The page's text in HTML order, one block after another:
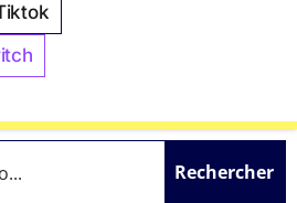
Rechercher